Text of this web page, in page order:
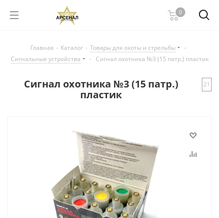
0
Главная - Каталог - Товары для охоты и стрельбы
-
Сигнальные устройства
- Сигнал охотника №3 (15 патр.) пластик
Сигнал охотника №3 (15 патр.)
пластик
21